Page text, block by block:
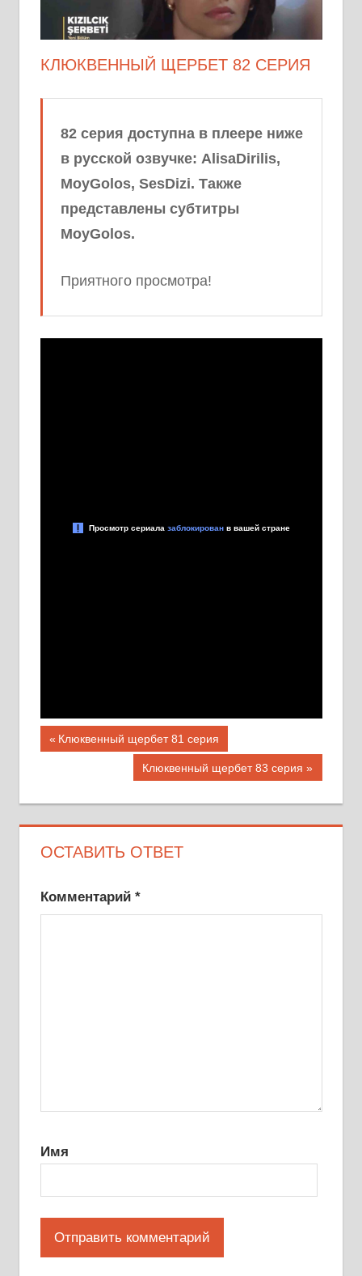
КЛЮКВЕННЫЙ ЩЕРБЕТ 82 СЕРИЯ
82 серия доступна в плеере ниже
в русской озвучке: AlisaDirilis,
MoyGolos, SesDizi. Также
представлены субтитры
MoyGolos.
Приятного просмотра!
Навигация
записям
Предыдущая
Клюквенный щербет 81 серия
Следующая
Клюквенный щербет 83 серия
ОСТАВИТЬ ОТВЕТ
Комментарий *
Имя